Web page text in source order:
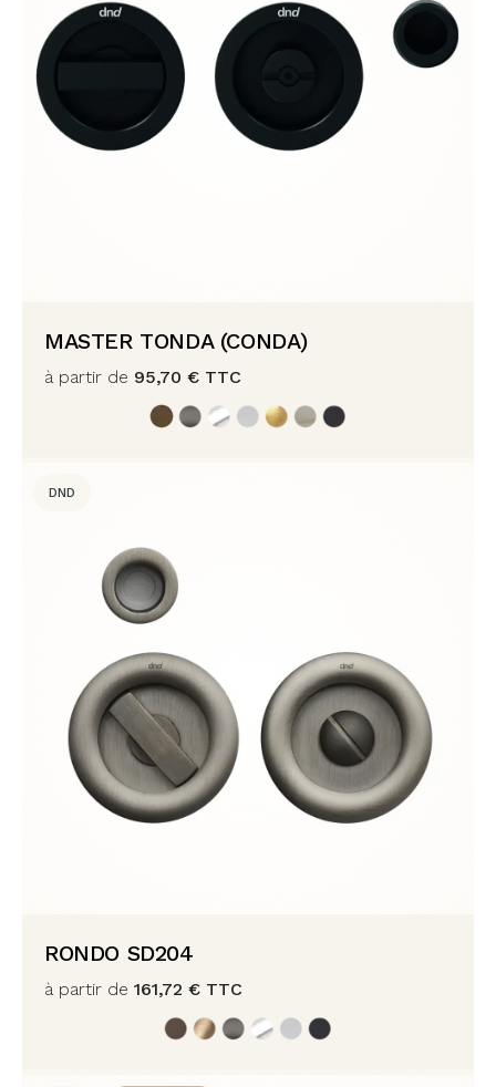
MASTER TONDA (CONDA)
à partir de 95,70 € TTC
DND
RONDO SD204
à partir de 161,72 € TTC